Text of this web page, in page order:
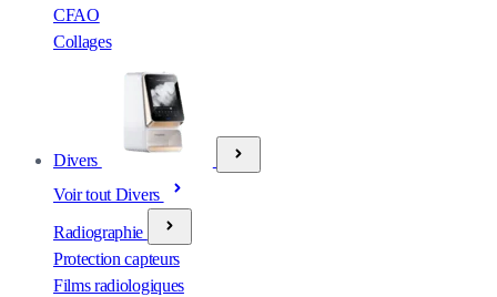
CFAO
Collages
Divers
Voir tout Divers
Radiographie
Protection capteurs
Films radiologiques